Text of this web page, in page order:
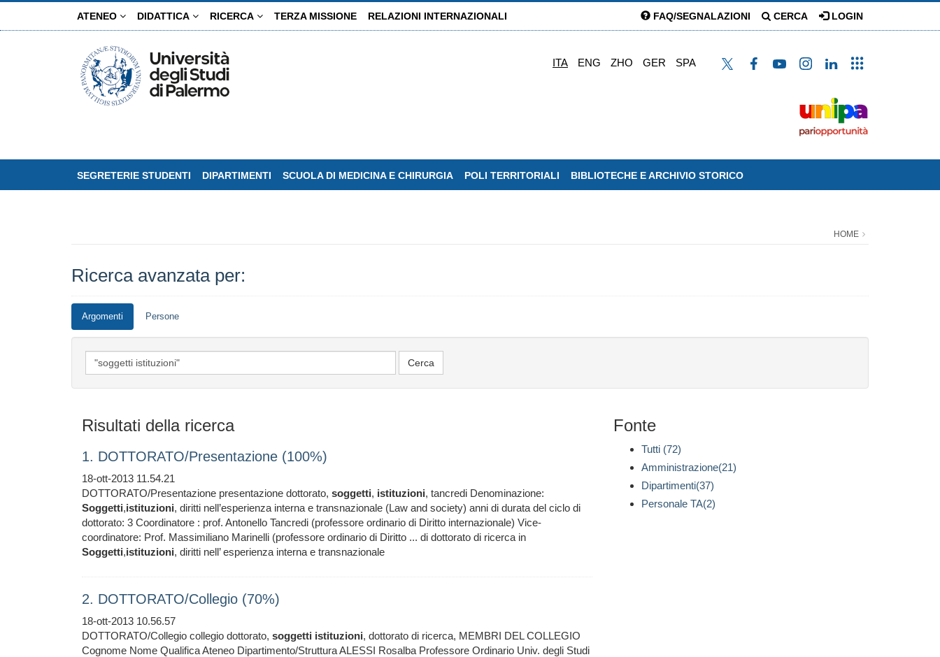
ATENEO DIDATTICA RICERCA TERZA MISSIONE RELAZIONI INTERNAZIONALI FAQ/SEGNALAZIONI CERCA LOGIN
ITA ENG ZHO GER SPA
SEGRETERIE STUDENTI DIPARTIMENTI SCUOLA DI MEDICINA E CHIRURGIA POLI TERRITORIALI BIBLIOTECHE E ARCHIVIO STORICO
HOME
Ricerca avanzata per:
Argomenti Persone
Risultati della ricerca
1. DOTTORATO/Presentazione (100%)
18-ott-2013 11.54.21
DOTTORATO/Presentazione presentazione dottorato, soggetti, istituzioni, tancredi Denominazione:
Soggetti,istituzioni, diritti nell’esperienza interna e transnazionale (Law and society) anni di durata del ciclo di
dottorato: 3 Coordinatore : prof. Antonello Tancredi (professore ordinario di Diritto internazionale) Vice-
coordinatore: Prof. Massimiliano Marinelli (professore ordinario di Diritto ... di dottorato di ricerca in
Soggetti,istituzioni, diritti nell’ esperienza interna e transnazionale
2. DOTTORATO/Collegio (70%)
18-ott-2013 10.56.57
DOTTORATO/Collegio collegio dottorato, soggetti istituzioni, dottorato di ricerca, MEMBRI DEL COLLEGIO
Cognome Nome Qualifica Ateneo Dipartimento/Struttura ALESSI Rosalba Professore Ordinario Univ. degli Studi
Fonte
Tutti (72)
Amministrazione(21)
Dipartimenti(37)
Personale TA(2)